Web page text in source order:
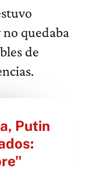
quedaba
de
Putin